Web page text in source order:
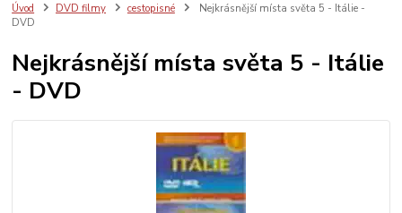
Úvod DVD filmy cestopisné
Nejkrásnější místa světa 5 - Itálie -
DVD
Nejkrásnější místa světa 5 - Itálie
- DVD